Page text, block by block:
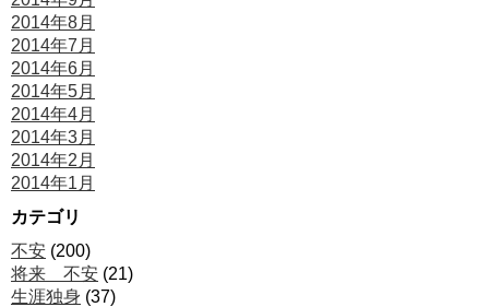
2014年8月
2014年7月
2014年6月
2014年5月
2014年4月
2014年3月
2014年2月
2014年1月
カテゴリ
不安 (200)
将来 不安 (21)
生涯独身 (37)